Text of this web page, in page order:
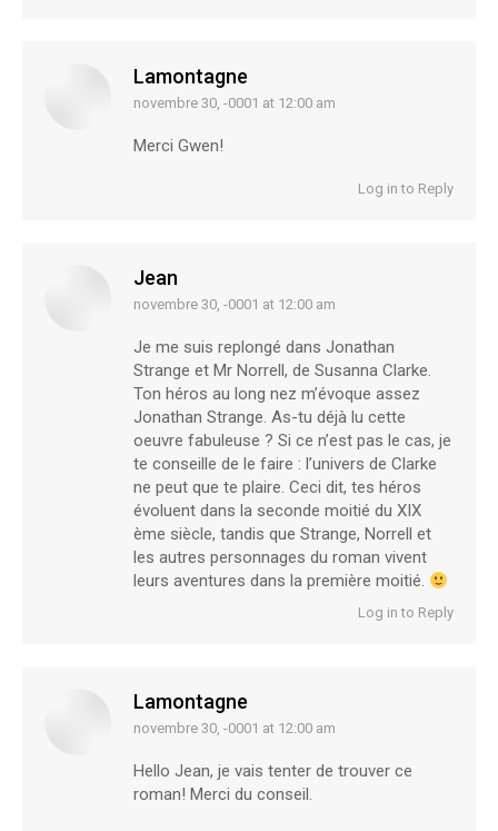
Lamontagne
says:
novembre 30, -0001 at 12:00 am
Merci Gwen!
Log in to Reply
Jean
says:
novembre 30, -0001 at 12:00 am
Je me suis replongé dans Jonathan
Strange et Mr Norrell, de Susanna Clarke.
Ton héros au long nez m’évoque assez
Jonathan Strange. As-tu déjà lu cette
oeuvre fabuleuse ? Si ce n’est pas le cas, je
te conseille de le faire : l’univers de Clarke
ne peut que te plaire. Ceci dit, tes héros
évoluent dans la seconde moitié du XIX
ème siècle, tandis que Strange, Norrell et
les autres personnages du roman vivent
leurs aventures dans la première moitié.
Log in to Reply
Lamontagne
says:
novembre 30, -0001 at 12:00 am
Hello Jean, je vais tenter de trouver ce
roman! Merci du conseil.